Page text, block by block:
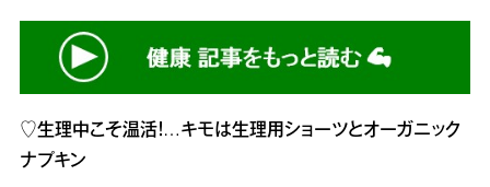
♡生理中こそ温活！…キモは生理用ショーツとオーガニック
ナプキン